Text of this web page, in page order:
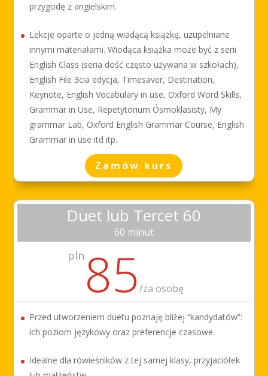
przygodę z angielskim.
Lekcje oparte o jedną wiadącą książkę, uzupelniane
innymi materiałami. Wiodąca książka może być z serii
English Class (seria dość często używana w szkołach),
English File 3cia edycja, Timesaver, Destination,
Keynote, English Vocabulary in use, Oxford Word Skills,
Grammar in Use, Repetytorium Ósmoklasisty, My
grammar Lab, Oxford English Grammar Course, English
Grammar in use itd itp.
Zamów kurs
Duet lub Tercet 60
60 minut
pln 85 /za osobę
Przed utworzeniem duetu poznaję bliżej “kandydatów”:
ich poziom językowy oraz preferencje czasowe.
Idealne dla rówieśników z tej samej klasy, przyjaciółek